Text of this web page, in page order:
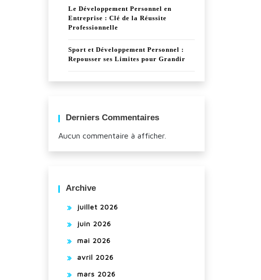
Le Développement Personnel en
Entreprise : Clé de la Réussite
Professionnelle
Sport et Développement Personnel :
Repousser ses Limites pour Grandir
Derniers Commentaires
Aucun commentaire à afficher.
Archive
juillet 2026
juin 2026
mai 2026
avril 2026
mars 2026